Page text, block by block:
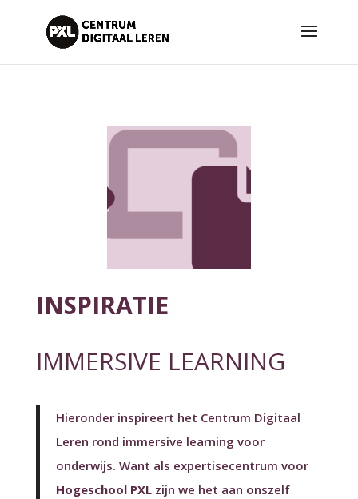
INSPIRATIE
IMMERSIVE LEARNING
Hieronder inspireert het Centrum Digitaal
Leren rond immersive learning voor
onderwijs. Want als expertisecentrum voor
Hogeschool PXLzijn we het aan onszelf